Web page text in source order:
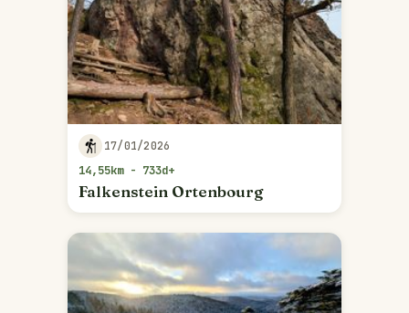
17/01/2026
14,55km - 733d+
Falkenstein Ortenbourg